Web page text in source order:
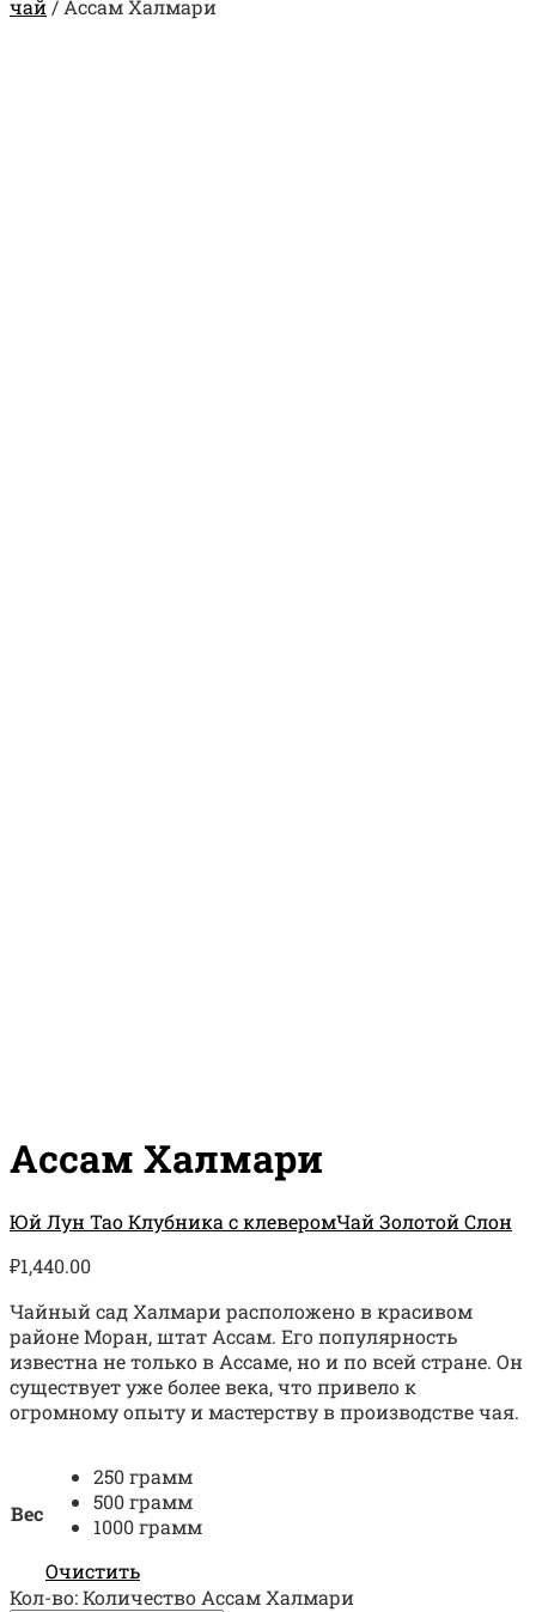
чай/Ассам Халмари
Ассам Халмари
Юй Лун Тао Клубника с клеверомЧай Золотой Слон
₽1,440.00
Чайный сад Халмари расположено в красивом
районе Моран, штат Ассам. Его популярность
известна не только в Ассаме, но и по всей стране. Он
существует уже более века, что привело к
огромному опыту и мастерству в производстве чая.
Вес
250 грамм
500 грамм
1000 грамм
Очистить
Кол-во:Количество Ассам Халмари